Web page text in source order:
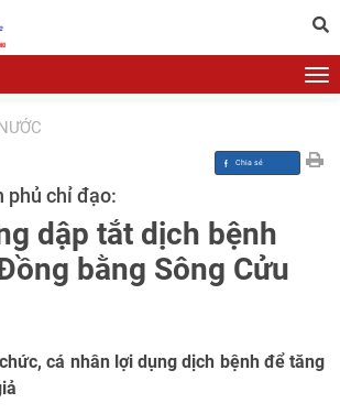
phủ chỉ đạo:
dập tắt dịch bệnh
bằng Sông Cửu
cá nhân lợi dụng dịch bệnh để tăng